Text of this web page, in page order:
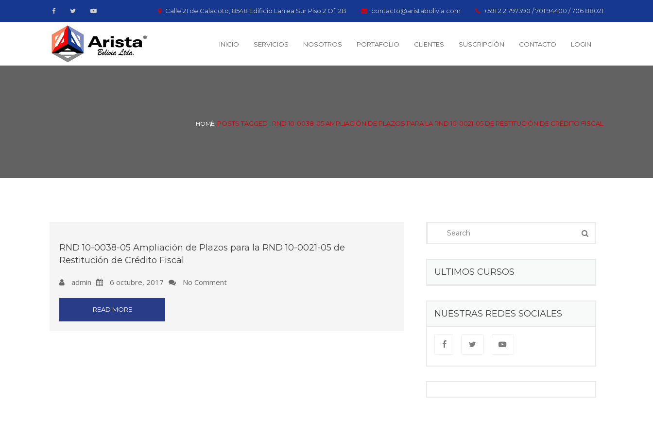
Calle 21 de Calacoto, 8548 Edificio Larrea Sur Piso 2 Of. 2B contacto@aristabolivia.com +591 2 2 797390 / 701 94400 / 706 88021
INICIO SERVICIOS NOSOTROS PORTAFOLIO CLIENTES SUSCRIPCIÓN CONTACTO LOGIN
HOME POSTS TAGGED : RND 10-0038-05 AMPLIACIÓN DE PLAZOS PARA LA RND 10-0021-05 DE RESTITUCIÓN DE CRÉDITO FISCAL
RND 10-0038-05 Ampliación de Plazos para la RND 10-0021-05 de
Restitución de Crédito Fiscal
admin 6 octubre, 2017 No Comment
READ MORE
ULTIMOS CURSOS
NUESTRAS REDES SOCIALES